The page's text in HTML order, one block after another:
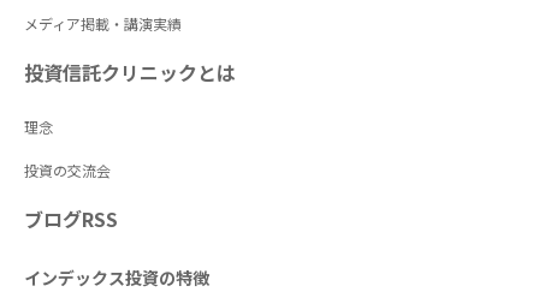
メディア掲載・講演実績
投資信託クリニックとは
理念
投資の交流会
ブログRSS
インデックス投資の特徴